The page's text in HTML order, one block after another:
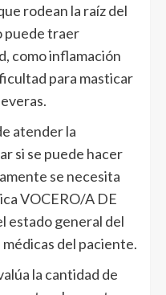
rodean la raíz del
puede traer
como inflamación
para masticar
atender la
si se puede hacer
se necesita
VOCERO/A DE
estado general del
del paciente.
la cantidad de